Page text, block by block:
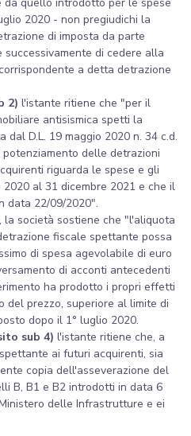
2020 - non pregiudichi la
di imposta da parte
di cedere alla
a detta detrazione
2) l'istante ritiene che "per il
antisismica spetti la
D.L. 19 maggio 2020 n. 34 c.d.
delle detrazioni
riguarda le spese e gli
al 31 dicembre 2021 e che il
data 22/09/2020".
, la società sostiene che "l'aliquota
fiscale spettante possa
di spesa agevolabile di euro
di acconti antecedenti
ha prodotto i propri effetti
del prezzo, superiore al limite di
dopo il 1° luglio 2020.
sub 4) l'istante ritiene che, a
ai futuri acquirenti, sia
copia dell'asseverazione del
B, B1 e B2 introdotti in data 6
delle Infrastrutture e ei